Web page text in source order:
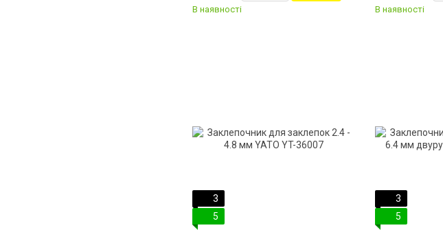
В наявності В наявності
3
5
3
5